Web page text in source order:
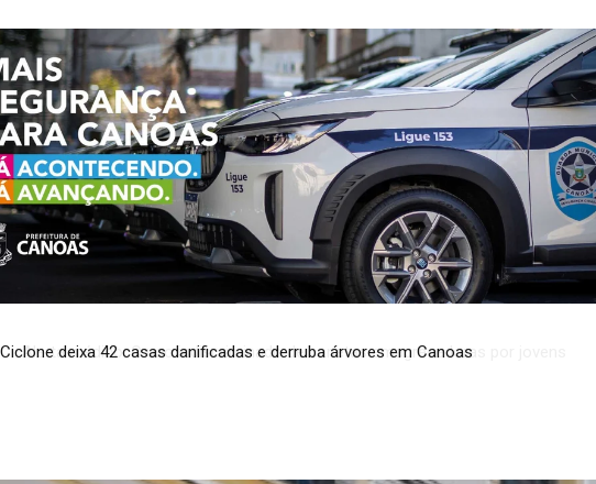
Alerta médico: O uso indiscriminado de canetas emagrecedoras por jovens